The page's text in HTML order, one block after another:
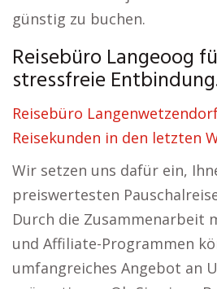
günstig zu buchen.
Reisebüro Langeoog
stressfreie
Reisebüro
Reisekunden in den letzten
Wir setzen uns dafür ein,
preiswertesten
Durch die Zusammenarbeit
und Affiliate-Programmen
umfangreiches Angebot an